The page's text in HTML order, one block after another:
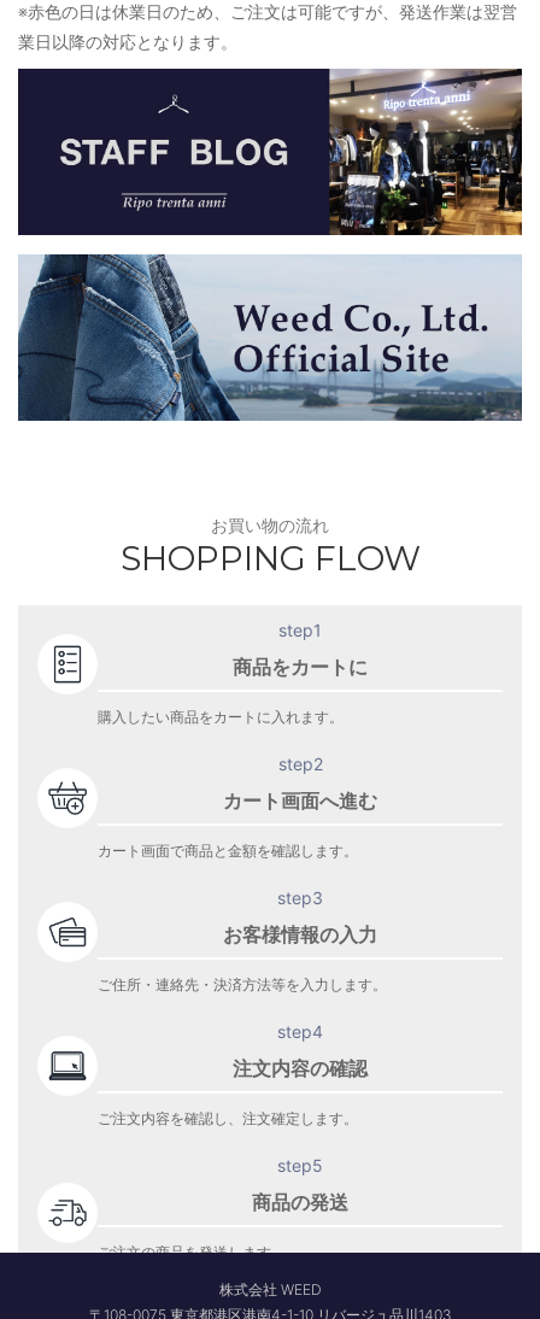
※赤色の日は休業日のため、ご注文は可能ですが、発送作業は翌営
業日以降の対応となります。
お買い物の流れ
SHOPPING FLOW
step1
商品をカートに
購入したい商品をカートに入れます。
step2
カート画面へ進む
カート画面で商品と金額を確認します。
step3
お客様情報の入力
ご住所・連絡先・決済方法等を入力します。
step4
注文内容の確認
ご注文内容を確認し、注文確定します。
step5
商品の発送
ご注文の商品を発送します。
株式会社 WEED
〒108-0075 東京都港区港南4-1-10 リバージュ品川1403